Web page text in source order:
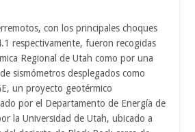
con los principales choques
respectivamente, fueron recogidas
Regional de Utah como por una
sismómetros desplegados como
un proyecto geotérmico
por el Departamento de Energía de
la Universidad de Utah, ubicado a